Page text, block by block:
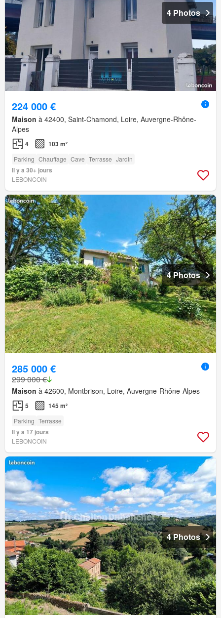
4 Photos
224 000 €
Maison à 42400, Saint-Chamond, Loire, Auvergne-Rhône-
Alpes
4 103 m²
Parking Chauffage Cave Terrasse Jardin
Il y a 30+ jours
LEBONCOIN
4 Photos
285 000 €
299 000 €
Maison à 42600, Montbrison, Loire, Auvergne-Rhône-Alpes
5 145 m²
Parking Terrasse
Il y a 17 jours
LEBONCOIN
4 Photos